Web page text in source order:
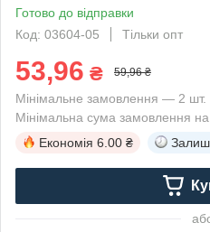
Готово до відправки
Код: 03604-05
Тільки опт
53,96 ₴ 59,96 ₴
Мінімальне замовлення — 2 шт.
Мінімальна сума замовлення
Економія 6.00 ₴